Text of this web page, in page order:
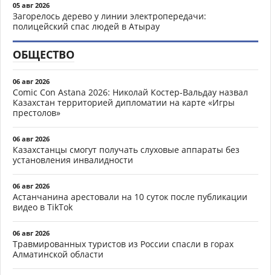
05 авг 2026
Загорелось дерево у линии электропередачи:
полицейский спас людей в Атырау
ОБЩЕСТВО
06 авг 2026
Comic Con Astana 2026: Николай Костер-Вальдау назвал
Казахстан территорией дипломатии на карте «Игры
престолов»
06 авг 2026
Казахстанцы смогут получать слуховые аппараты без
установления инвалидности
06 авг 2026
Астанчанина арестовали на 10 суток после публикации
видео в TikTok
06 авг 2026
Травмированных туристов из России спасли в горах
Алматинской области